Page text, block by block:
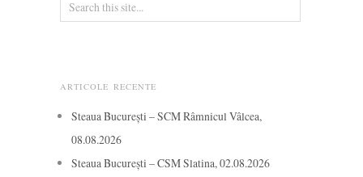
ARTICOLE RECENTE
Steaua București – SCM Râmnicul Vâlcea,
08.08.2026
Steaua București – CSM Slatina, 02.08.2026